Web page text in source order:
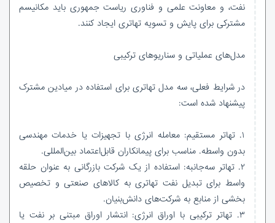
نفت، و معاونت علمی و فناوری ریاست جمهوری باید مکانیسم
مشترکی برای پایش و تسویه تهاتری ایجاد کنند.
مدل‌های عملیاتی و سناریوهای ترکیبی
در شرایط فعلی، سه مدل تهاتری برای استفاده در میادین مشترک
پیشنهاد شده است:
۱. تهاتر مستقیم: معامله انرژی با تجهیزات یا خدمات مهندسی
بدون واسطه. مناسب برای پیمانکاران قابل‌اعتماد بین‌المللی.
۲. تهاتر سه‌جانبه: استفاده از یک شرکت بازرگانی به عنوان حلقه
واسط برای تبدیل نفت تهاتری به کالاهای صنعتی و تخصیص
بخشی از منابع به شرکت‌های دانش‌بنیان.
۳. تهاتر ترکیبی با اوراق انرژی: انتشار اوراق مبتنی بر نفت یا